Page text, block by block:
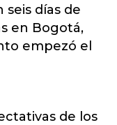
seis días de
en Bogotá,
empezó el
de los